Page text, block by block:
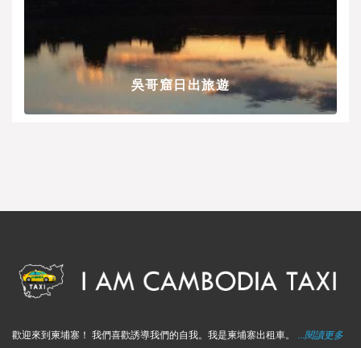
吳哥窟日出旅遊
歡迎來到柬埔寨！ 我們喜歡誘導我們的自我。我是柬埔寨出租車。 ...閱讀更多